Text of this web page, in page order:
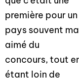
première pour un
pays souvent
aimé du
concours, tout
étant loin de